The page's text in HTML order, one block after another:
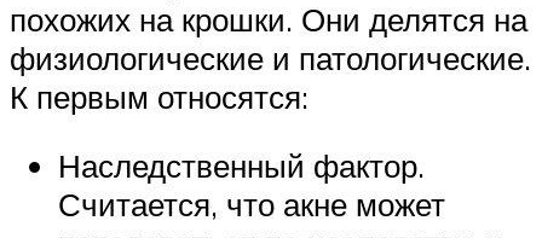
похожих на крошки. Они делятся на
физиологические и патологические.
К первым относятся:
Наследственный фактор.
Считается, что акне может